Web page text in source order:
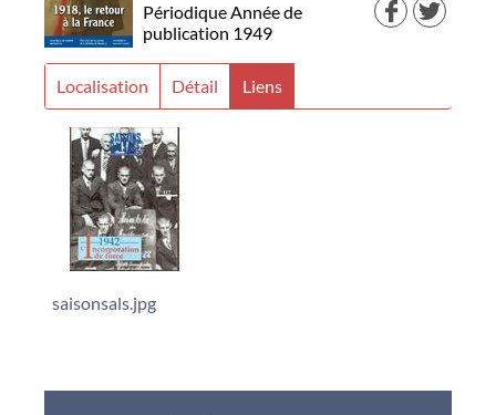
PériodiqueAnnée de
publication 1949
Localisation Détail Liens
saisonsals.jpg